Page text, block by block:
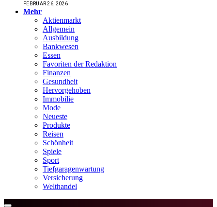
FEBRUAR 26, 2026
Mehr
Aktienmarkt
Allgemein
Ausbildung
Bankwesen
Essen
Favoriten der Redaktion
Finanzen
Gesundheit
Hervorgehoben
Immobilie
Mode
Neueste
Produkte
Reisen
Schönheit
Spiele
Sport
Tiefgaragenwartung
Versicherung
Welthandel